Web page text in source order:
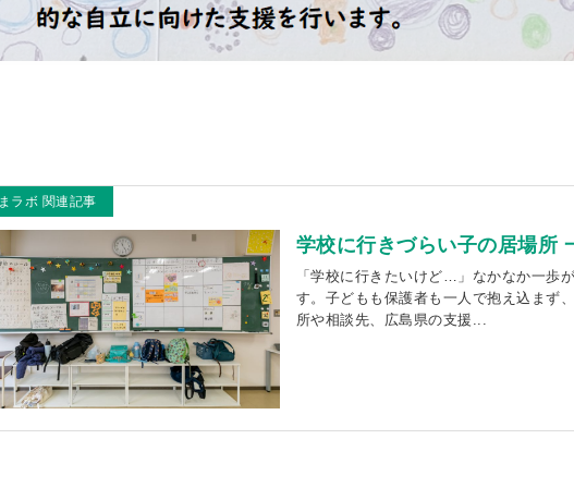
学校に行きづらい子の居場所
「学校に行きたいけど…」なかなか一歩
す。子どもも保護者も一人で抱え込まず
所や相談先、広島県の支援...
ラボ 関連記事